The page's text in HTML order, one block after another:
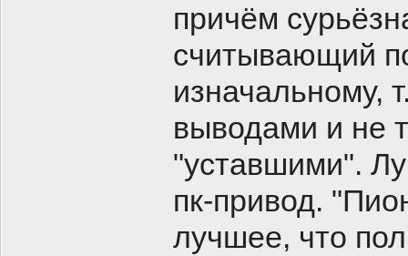
причём
считывающий
изначальному,
выводами и не
"уставшими".
пк-привод.
лучшее, что